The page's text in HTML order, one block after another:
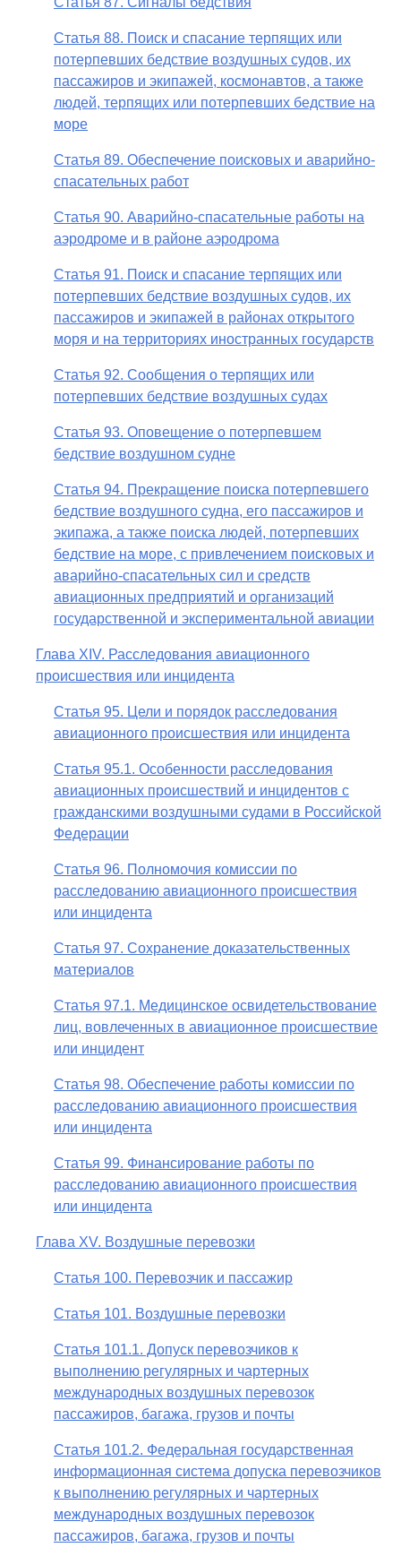
Статья 88. Поиск и спасание терпящих или
потерпевших бедствие воздушных судов, их
пассажиров и экипажей, космонавтов, а также
людей, терпящих или потерпевших бедствие на
море
Статья 89. Обеспечение поисковых и аварийно-
спасательных работ
Статья 90. Аварийно-спасательные работы на
аэродроме и в районе аэродрома
Статья 91. Поиск и спасание терпящих или
потерпевших бедствие воздушных судов, их
пассажиров и экипажей в районах открытого
моря и на территориях иностранных государств
Статья 92. Сообщения о терпящих или
потерпевших бедствие воздушных судах
Статья 93. Оповещение о потерпевшем
бедствие воздушном судне
Статья 94. Прекращение поиска потерпевшего
бедствие воздушного судна, его пассажиров и
экипажа, а также поиска людей, потерпевших
бедствие на море, с привлечением поисковых и
аварийно-спасательных сил и средств
авиационных предприятий и организаций
государственной и экспериментальной авиации
Глава XIV. Расследования авиационного
происшествия или инцидента
Статья 95. Цели и порядок расследования
авиационного происшествия или инцидента
Статья 95.1. Особенности расследования
авиационных происшествий и инцидентов с
гражданскими воздушными судами в Российской
Федерации
Статья 96. Полномочия комиссии по
расследованию авиационного происшествия
или инцидента
Статья 97. Сохранение доказательственных
материалов
Статья 97.1. Медицинское освидетельствование
лиц, вовлеченных в авиационное происшествие
или инцидент
Статья 98. Обеспечение работы комиссии по
расследованию авиационного происшествия
или инцидента
Статья 99. Финансирование работы по
расследованию авиационного происшествия
или инцидента
Глава XV. Воздушные перевозки
Статья 100. Перевозчик и пассажир
Статья 101. Воздушные перевозки
Статья 101.1. Допуск перевозчиков к
выполнению регулярных и чартерных
международных воздушных перевозок
пассажиров, багажа, грузов и почты
Статья 101.2. Федеральная государственная
информационная система допуска перевозчиков
к выполнению регулярных и чартерных
международных воздушных перевозок
пассажиров, багажа, грузов и почты